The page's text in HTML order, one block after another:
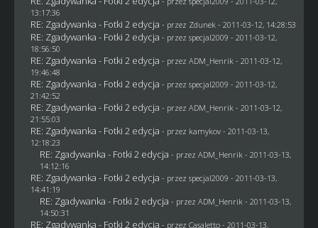
13:17:36
RE: Zgadywanka - Fotki 2 edycja - przez Zdunek - 2011-03-12, 14:28:53
RE: Zgadywanka - Fotki 2 edycja - przez specjal2009 - 2011-03-12,
18:56:50
RE: Zgadywanka - Fotki 2 edycja - przez ADM_Henrik - 2011-03-12,
19:46:48
RE: Zgadywanka - Fotki 2 edycja - przez specjal2009 - 2011-03-12,
21:42:52
RE: Zgadywanka - Fotki 2 edycja - przez ADM_Henrik - 2011-03-12,
21:55:03
RE: Zgadywanka - Fotki 2 edycja - przez kamykov- 2011-03-13,
12:18:23
RE: Zgadywanka - Fotki 2 edycja - przez ADM_Henrik - 2011-03-13,
14:12:16
RE: Zgadywanka - Fotki 2 edycja - przez specjal2009 - 2011-03-13,
14:41:19
RE: Zgadywanka - Fotki 2 edycja - przez ADM_Henrik - 2011-03-13,
14:50:31
RE: Zgadywanka - Fotki 2 edycja - przez Casaletto- 2011-03-13,